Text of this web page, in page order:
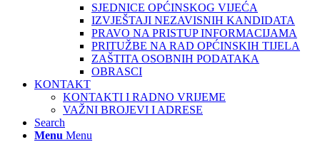
SJEDNICE OPĆINSKOG VIJEĆA
IZVJEŠTAJI NEZAVISNIH KANDIDATA
PRAVO NA PRISTUP INFORMACIJAMA
PRITUŽBE NA RAD OPĆINSKIH TIJELA
ZAŠTITA OSOBNIH PODATAKA
OBRASCI
KONTAKT
KONTAKTI I RADNO VRIJEME
VAŽNI BROJEVI I ADRESE
Search
Menu Menu